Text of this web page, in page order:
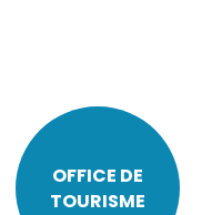
OFFICE DE
TOURISME